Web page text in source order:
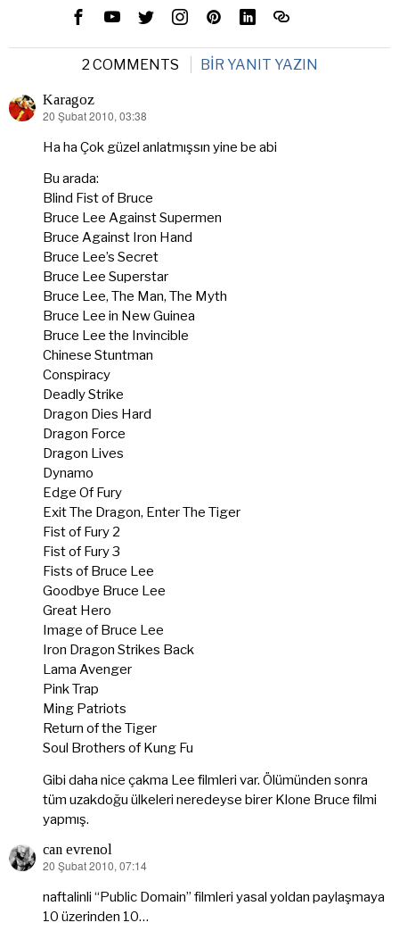
2 COMMENTS BIR YANIT YAZIN
Karagoz
dedi
20 Şubat 2010, 03:38
Ha ha Çok güzel anlatmışsın yine be abi
Bu arada:
Blind Fist of Bruce
Bruce Lee Against Supermen
Bruce Against Iron Hand
Bruce Lee’s Secret
Bruce Lee Superstar
Bruce Lee, The Man, The Myth
Bruce Lee in New Guinea
Bruce Lee the Invincible
Chinese Stuntman
Conspiracy
Deadly Strike
Dragon Dies Hard
Dragon Force
Dragon Lives
Dynamo
Edge Of Fury
Exit The Dragon, Enter The Tiger
Fist of Fury 2
Fist of Fury 3
Fists of Bruce Lee
Goodbye Bruce Lee
Great Hero
Image of Bruce Lee
Iron Dragon Strikes Back
Lama Avenger
Pink Trap
Ming Patriots
Return of the Tiger
Soul Brothers of Kung Fu
Gibi daha nice çakma Lee filmleri var. Ölümünden sonra
tüm uzakdoğu ülkeleri neredeyse birer Klone Bruce filmi
yapmış.
can evrenol
dedi
20 Şubat 2010, 07:14
naftalinli “Public Domain” filmleri yasal yoldan paylaşmaya
10 üzerinden 10…